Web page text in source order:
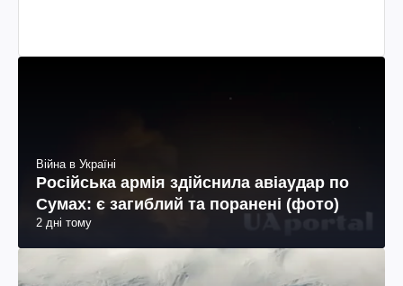
Війна в Україні
Російська армія здійснила авіаудар по
Сумах: є загиблий та поранені (фото)
2 дні тому